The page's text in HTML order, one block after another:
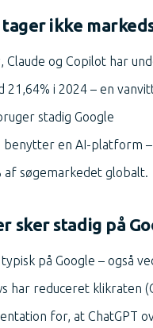
ikke
Claude og Copilot har
21,64% i 2024 – en
stadig Google
benytter en AI-platform
af søgemarkedet globalt.
sker stadig på
på Google – også
har reduceret klikraten
for, at ChatGPT